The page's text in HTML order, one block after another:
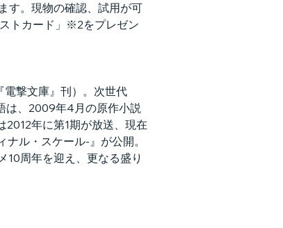
す。現物の確認、試用が可
トカード」※2をプレゼン
撃文庫』刊）。次世代
は、2009年4月の原作小説
年に第1期が放送、現在
ル・スケール-』が公開。
10周年を迎え、更なる盛り